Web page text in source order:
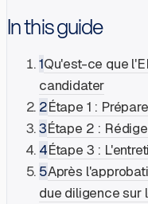
In this guide
1Qu'est-ce que
candidater
2Étape 1 :
3Étape 2 :
4Étape 3 :
5Après
due diligence sur